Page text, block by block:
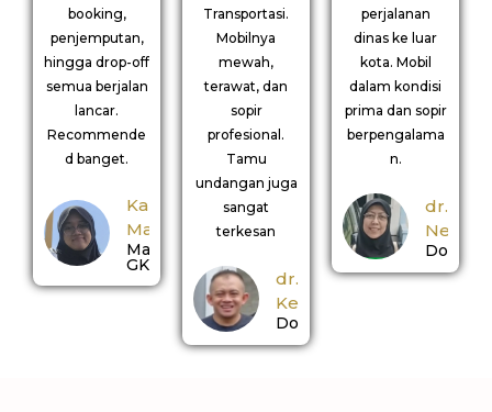
booking,
penjemputan,
hingga drop-off
semua berjalan
lancar.
Recommende
d banget.
Kak
Manda
Mahasiswi
GKS
Transportasi.
Mobilnya
mewah,
terawat, dan
sopir
profesional.
Tamu
undangan juga
sangat
terkesan
dr.
Kemal
Dokter
perjalanan
dinas ke luar
kota. Mobil
dalam kondisi
prima dan sopir
berpengalama
n.
dr.
Nerina
Dokter